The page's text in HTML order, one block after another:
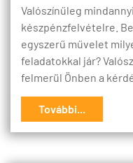
Valószínűleg
készpénzfelvételre.
egyszerű művelet
feladatokkal jár?
felmerül Önben a
További...